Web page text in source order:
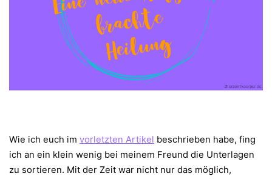
Wie ich euch im vorletzten Artikel beschrieben habe, fing
ich an ein klein wenig bei meinem Freund die Unterlagen
zu sortieren. Mit der Zeit war nicht nur das möglich,